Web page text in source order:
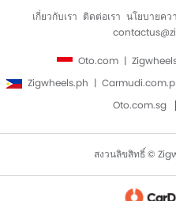
เกี่ยวกับเรา ติดต่อเรา นโยบายคว
Oto.com
Zigwheels.ph
Oto.com.sg
สงวนลิขสิทธิ์ ©